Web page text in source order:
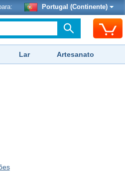
Portugal (Continente)
Lar Artesanato